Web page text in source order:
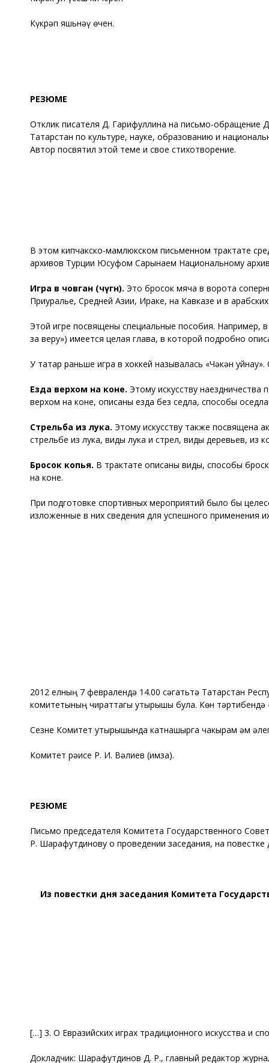
Күкрәп яшьнәү өчен.
РЕЗЮМЕ
Отклик писателя Д. Гарифуллина на письмо-обращение
Татарстан по культуре, науке, образованию и
Автор посвятил этой теме и свое стихотворение.
В этом кипчакско-мамлюкском письменном трактате
архивов Турции Юсуфом Сарынаем Национальному
Игра в човган (чәүгән). Это бросок мяча в ворота
Приуралье, Средней Азии, Ираке, на Кавказе и в
Этой игре посвящены специальные пособия. Например,
за веру») имеется целая глава, в которой подробно
У татар раньше игра в хоккей называлась «Чәкән
Езда верхом на коне. Этому искусству наездничества
верхом на коне, описаны езда без седла, способы
Стрельба из лука. Этому искусству также посвящена
стрельбе из лука, виды лука и стрел, виды деревьев,
Бросок копья. В трактате описаны виды, способы
на коне.
При подготовке спортивных мероприятий было бы
изложенные в них сведения для успешного применения
2012 елның 7 февралендә 14.00 сәгатьтә Татарстан
комитетының чираттагы утырышы була. Көн тәртибендә
Сезне Комитет утырышында катнашырга чакырам һәм
Комитет рәисе Р. И. Вәлиев (имза).
РЕЗЮМЕ
Письмо председателя Комитета Государственного
Р. Шарафутдинову о проведении заседания, на повестке
Из повестки дня заседания Комитета
[…] 3. О Евразийских играх традиционного искусства и
Докладчик: Шарафутдинов Д. Р., главный редактор